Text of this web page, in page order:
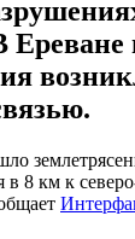
Ереване
в 8 км к